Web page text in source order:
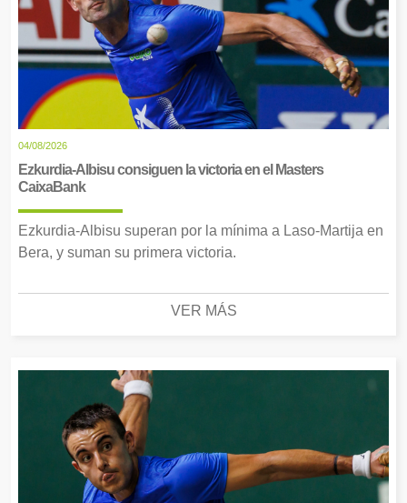
04/08/2026
Ezkurdia-Albisu consiguen la victoria en el Masters
CaixaBank
Ezkurdia-Albisu superan por la mínima a Laso-Martija en
Bera, y suman su primera victoria.
VER MÁS